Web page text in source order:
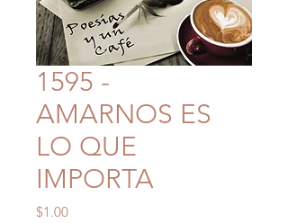
1595 -
AMARNOS ES
LO QUE
IMPORTA
$1.00Precio